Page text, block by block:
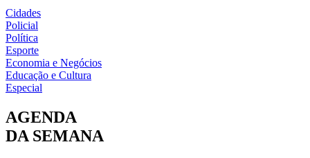
Cidades
Policial
Política
Esporte
Economia e Negócios
Educação e Cultura
Especial
AGENDA
DA SEMANA